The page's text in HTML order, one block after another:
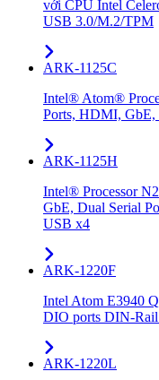
với CPU Intel
USB 3.0/M.2/TPM
ARK-1125C
Intel® Atom®
Ports, HDMI, GbE,
ARK-1125H
Intel® Processor
GbE, Dual Serial
USB x4
ARK-1220F
Intel Atom E3940
DIO ports DIN-Rail
ARK-1220L